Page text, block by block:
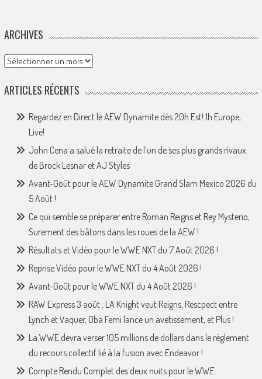
ARCHIVES
Archives
ARTICLES RÉCENTS
Regardez en Direct le AEW Dynamite dès 20h Est! 1h Europe,
Live!
John Cena a salué la retraite de l’un de ses plus grands rivaux.
de Brock Lesnar et AJ Styles
Avant-Goût pour le AEW Dynamite Grand Slam Mexico 2026 du
5 Août !
Ce qui semble se préparer entre Roman Reigns et Rey Mysterio,
Surement des bâtons dans les roues de la AEW !
Résultats et Vidéo pour le WWE NXT du 7 Août 2026 !
Reprise Vidéo pour le WWE NXT du 4 Août 2026 !
Avant-Goût pour le WWE NXT du 4 Août 2026 !
RAW Express 3 août : LA Knight veut Reigns, Rescpect entre
Lynch et Vaquer, Oba Femi lance un avetissement, et Plus !
La WWE devra verser 105 millions de dollars dans le règlement
du recours collectif lié à la fusion avec Endeavor !
Compte Rendu Complet des deux nuits pour le WWE